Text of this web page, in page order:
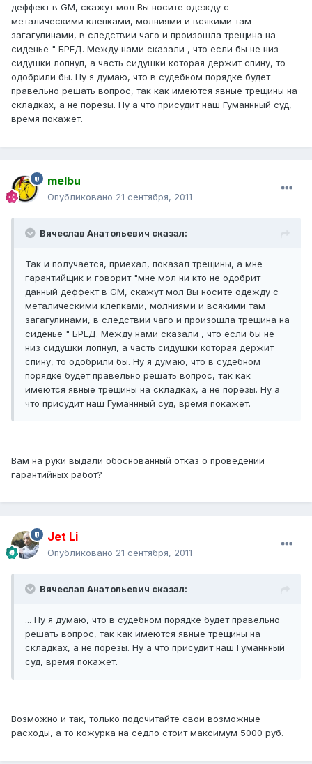
деффект в GM, скажут мол Вы носите одежду с
металическими клепками, молниями и всякими там
загагулинами, в следствии чаго и произошла трещина на
сиденье " БРЕД. Между нами сказали , что если бы не низ
сидушки лопнул, а часть сидушки которая держит спину, то
одобрили бы. Ну я думаю, что в судебном порядке будет
правельно решать вопрос, так как имеются явные трещины на
складках, а не порезы. Ну а что присудит наш Гуманнный суд,
время покажет.
melbu
Опубликовано 21 сентября, 2011
Вячеслав Анатольевич сказал:
Так и получается, приехал, показал трещины, а мне
гарантийщик и говорит "мне мол ни кто не одобрит
данный деффект в GM, скажут мол Вы носите одежду с
металическими клепками, молниями и всякими там
загагулинами, в следствии чаго и произошла трещина на
сиденье " БРЕД. Между нами сказали , что если бы не
низ сидушки лопнул, а часть сидушки которая держит
спину, то одобрили бы. Ну я думаю, что в судебном
порядке будет правельно решать вопрос, так как
имеются явные трещины на складках, а не порезы. Ну а
что присудит наш Гуманнный суд, время покажет.
Вам на руки выдали обоснованный отказ о проведении
гарантийных работ?
Jet Li
Опубликовано 21 сентября, 2011
Вячеслав Анатольевич сказал:
... Ну я думаю, что в судебном порядке будет правельно
решать вопрос, так как имеются явные трещины на
складках, а не порезы. Ну а что присудит наш Гуманнный
суд, время покажет.
Возможно и так, только подсчитайте свои возможные
расходы, а то кожурка на седло стоит максимум 5000 руб.